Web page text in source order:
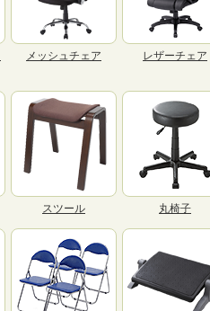
メッシュチェア レザーチェア
スツール 丸椅子